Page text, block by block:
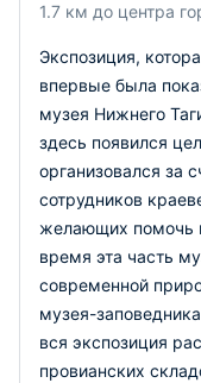
1.7 км до центра
Экспозиция,
впервые была
музея Нижнего
здесь появился
организовался за
сотрудников
желающих помочь
время эта часть
современной
музея-
вся экспозиция
провианских